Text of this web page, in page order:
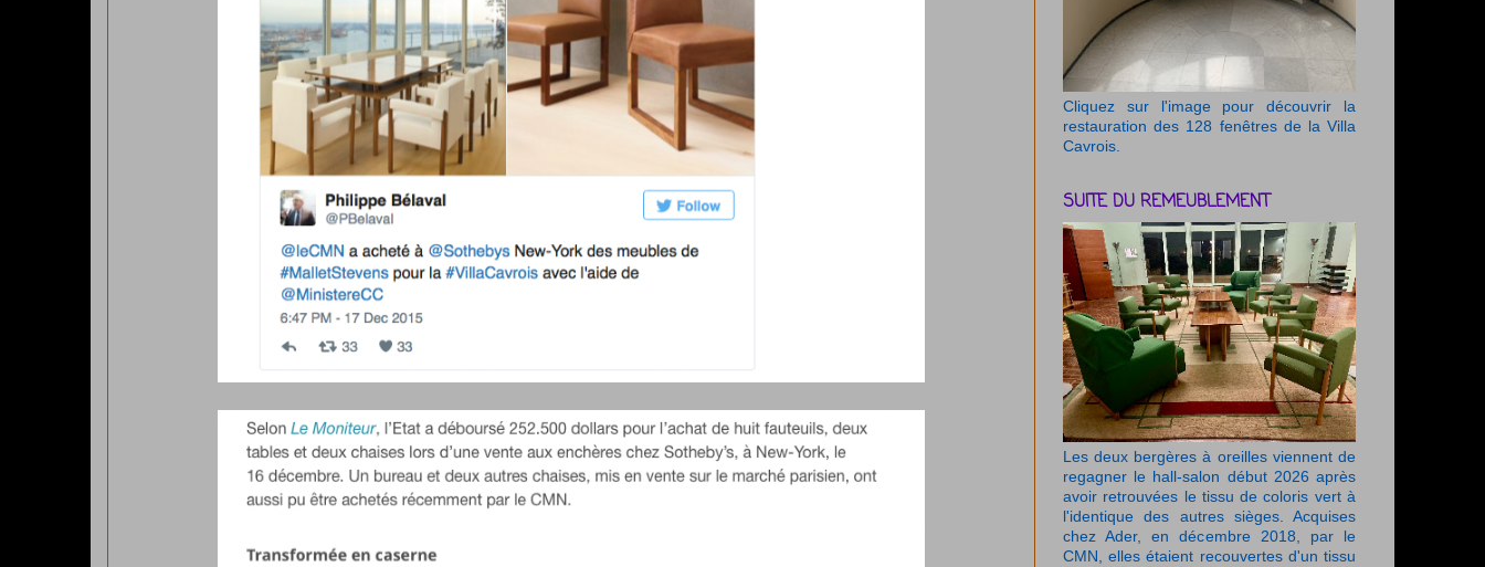
Cliquez sur l'image pour découvrir la
restauration des 128 fenêtres de la Villa
Cavrois.
SUITE DU REMEUBLEMENT
Les deux bergères à oreilles viennent de
regagner le hall-salon début 2026 après
avoir retrouvées le tissu de coloris vert à
l'identique des autres sièges. Acquises
chez Ader, en décembre 2018, par le
CMN, elles étaient recouvertes d'un tissu